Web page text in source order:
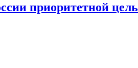
приоритетной